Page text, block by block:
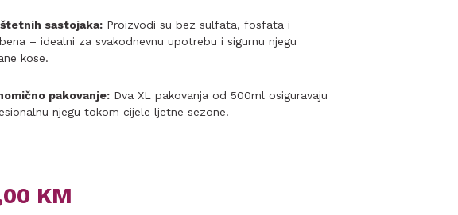
sastojaka: Proizvodi su bez sulfata, fosfata i
– idealni za svakodnevnu upotrebu i sigurnu njegu
kose.
pakovanje: Dva XL pakovanja od 500ml osiguravaju
njegu tokom cijele ljetne sezone.
KM